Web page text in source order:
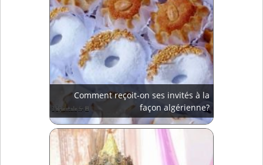
Comment reçoit-on ses invités à la
façon algérienne?